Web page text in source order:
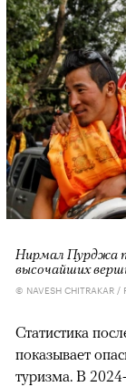
Нирмал Пурджа
высочайших
© NAVESH CHITRAKAR /
Статистика
показывает
туризма. В